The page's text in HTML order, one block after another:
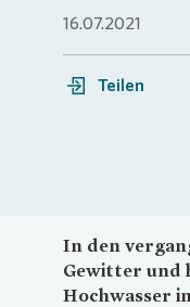
Meine Stadt
16.07.2021
Teilen
In den
Gewitter und
Hochwasser